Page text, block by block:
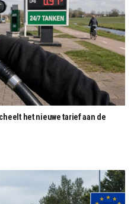
het nieuwe tarief aan de